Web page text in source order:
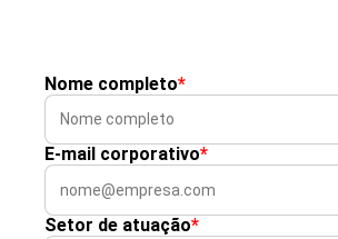
Nome completo*
E-mail corporativo*
Setor de atuação*